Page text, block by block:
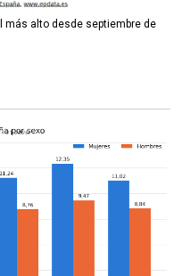
más alto desde septiembre de